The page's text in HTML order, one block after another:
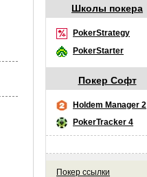
Школы покера
PokerStrategy
PokerStarter
Покер Софт
Holdem Manager 2
PokerTracker 4
Покер ссылки